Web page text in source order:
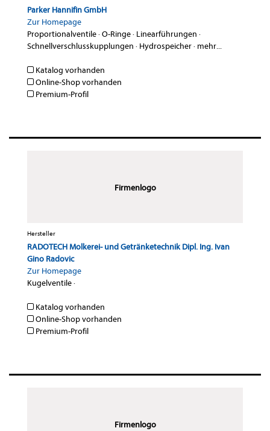
Parker Hannifin GmbH
Zur Homepage
Proportionalventile·O-Ringe· Linearführungen ·
Schnellverschlusskupplungen · Hydrospeicher· mehr...
Katalog vorhanden
Online-Shop vorhanden
Premium-Profil
Firmenlogo
Hersteller
RADOTECH Molkerei- und Getränketechnik Dipl. Ing. Ivan
Gino Radovic
Zur Homepage
Kugelventile·
Katalog vorhanden
Online-Shop vorhanden
Premium-Profil
Firmenlogo